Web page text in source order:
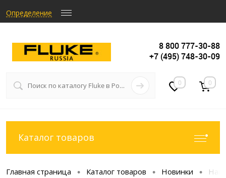
Определение
8 800 777-30-88
+7 (495) 748-30-09
0 0
Каталог товаров
Главная страница • Каталог товаров • Новинки •